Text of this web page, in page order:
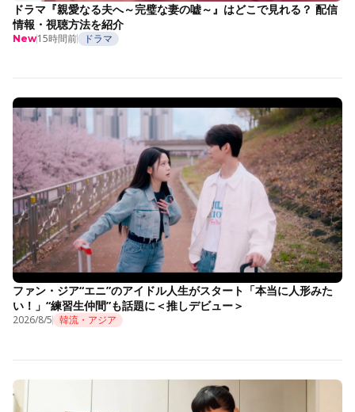
ドラマ『親愛なる夫へ～完璧な妻の嘘～』はどこで見れる？ 配信
情報・視聴方法を紹介
New15時間前 ドラマ
ファン・ジア“エニ”のアイドル人生がスタート「本当に人形みた
い！」“練習生仲間”も話題に＜推しデビュー＞
2026/8/5 韓流・アジア